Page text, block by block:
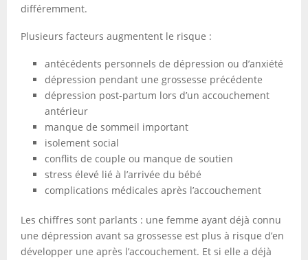
différemment.
Plusieurs facteurs augmentent le risque :
antécédents personnels de dépression ou d’anxiété
dépression pendant une grossesse précédente
dépression post-partum lors d’un accouchement
antérieur
manque de sommeil important
isolement social
conflits de couple ou manque de soutien
stress élevé lié à l’arrivée du bébé
complications médicales après l’accouchement
Les chiffres sont parlants : une femme ayant déjà connu
une dépression avant sa grossesse est plus à risque d’en
développer une après l’accouchement. Et si elle a déjà